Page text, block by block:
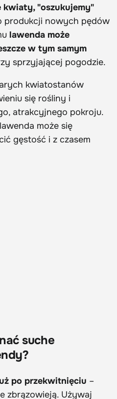
kwiaty, "oszukujemy"
produkcji nowych pędów
lawenda może
w tym samym
sprzyjającej pogodzie.
kwiatostanów
się rośliny i
atrakcyjnego pokroju.
może się
gęstość i z czasem
suche
po przekwitnięciu –
zbrązowieją. Używaj